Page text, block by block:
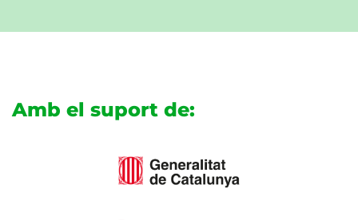
Amb el suport de: